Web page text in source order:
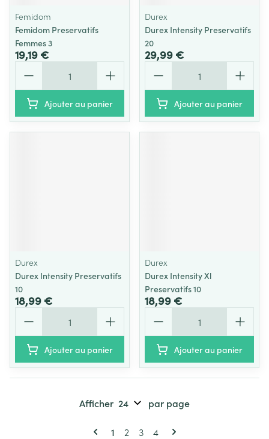
Femidom
Femidom Preservatifs
Femmes 3
19,19 €
Ajouter au panier
Durex
Durex Intensity Preservatifs
20
29,99 €
Ajouter au panier
Durex
Durex Intensity Preservatifs
10
18,99 €
Ajouter au panier
Durex
Durex Intensity Xl
Preservatifs 10
18,99 €
Ajouter au panier
Pages
Vous lisez actuellement la page
1 Page
2 Page
3 Page
4
Afficher par page